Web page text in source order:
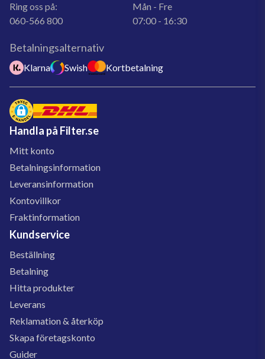
Ring oss på:
060-566 800
Mån - Fre
07:00 - 16:30
Betalningsalternativ
Klarna Swish Kortbetalning
Handla på Filter.se
Mitt konto
Betalningsinformation
Leveransinformation
Kontovillkor
Fraktinformation
Kundservice
Beställning
Betalning
Hitta produkter
Leverans
Reklamation & återköp
Skapa företagskonto
Guider